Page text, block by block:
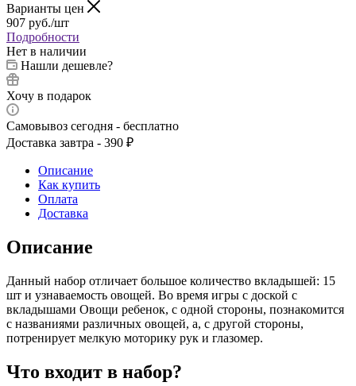
Варианты цен
907 руб./шт
Подробности
Нет в наличии
Нашли дешевле?
Хочу в подарок
Самовывоз сегодня - бесплатно
Доставка завтра - 390 ₽
Описание
Как купить
Оплата
Доставка
Описание
Данный набор отличает большое количество вкладышей: 15
шт и узнаваемость овощей. Во время игры с доской с
вкладышами Овощи ребенок, с одной стороны, познакомится
с названиями различных овощей, а, с другой стороны,
потренирует мелкую моторику рук и глазомер.
Что входит в набор?